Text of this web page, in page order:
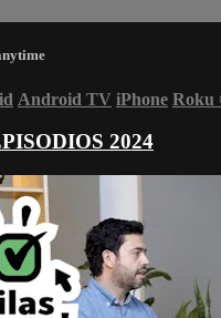
Android TV iPhone Roku
2024